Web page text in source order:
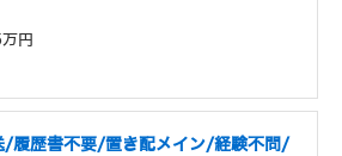
円
/履歴書不要/置き配メイン/経験不問/